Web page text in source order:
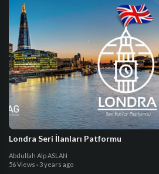
Londra Seri İlanları Patformu
Abdullah Alp ASLAN
56 Views · 3 years ago